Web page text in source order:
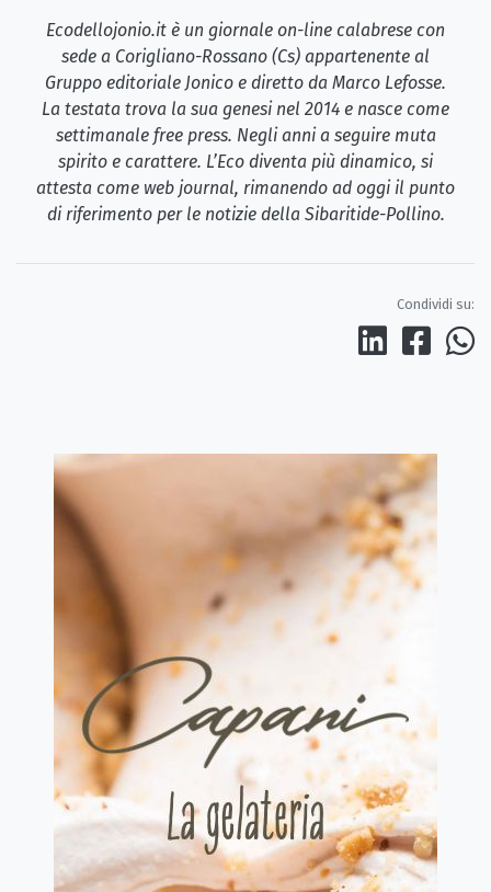
Ecodellojonio.it è un giornale on-line calabrese con
sede a Corigliano-Rossano (Cs) appartenente al
Gruppo editoriale Jonico e diretto da Marco Lefosse.
La testata trova la sua genesi nel 2014 e nasce come
settimanale free press. Negli anni a seguire muta
spirito e carattere. L’Eco diventa più dinamico, si
attesta come web journal, rimanendo ad oggi il punto
di riferimento per le notizie della Sibaritide-Pollino.
Condividi su: